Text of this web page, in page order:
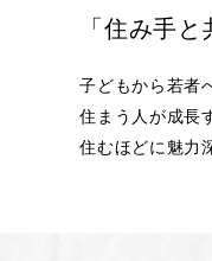
「住み手
子どもから若者
住まう人が成長
住むほどに魅力